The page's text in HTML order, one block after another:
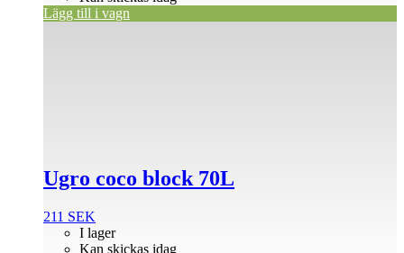
Lägg till i vagn
Ugro coco block 70L
211 SEK
I lager
Kan skickas idag